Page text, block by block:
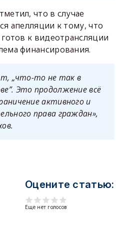
что в случае
апелляции к тому, что
к видеотрансляции
финансирования.
„что-то не так в
Это продолжение всё
активного и
права граждан»,
Оцените статью:
Еще нет голосов